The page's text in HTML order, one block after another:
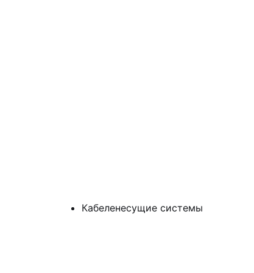
Кабеленесущие системы